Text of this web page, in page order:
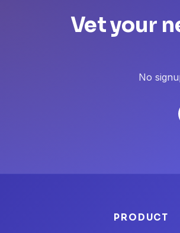
Vet your
No
PRODUCT